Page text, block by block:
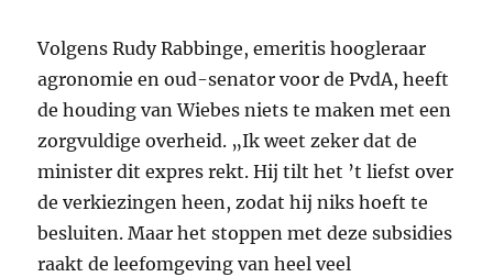
Volgens Rudy Rabbinge, emeritis hoogleraar
agronomie en oud-senator voor de PvdA, heeft
de houding van Wiebes niets te maken met een
zorgvuldige overheid. „Ik weet zeker dat de
minister dit expres rekt. Hij tilt het ’t liefst over
de verkiezingen heen, zodat hij niks hoeft te
besluiten. Maar het stoppen met deze subsidies
raakt de leefomgeving van heel veel